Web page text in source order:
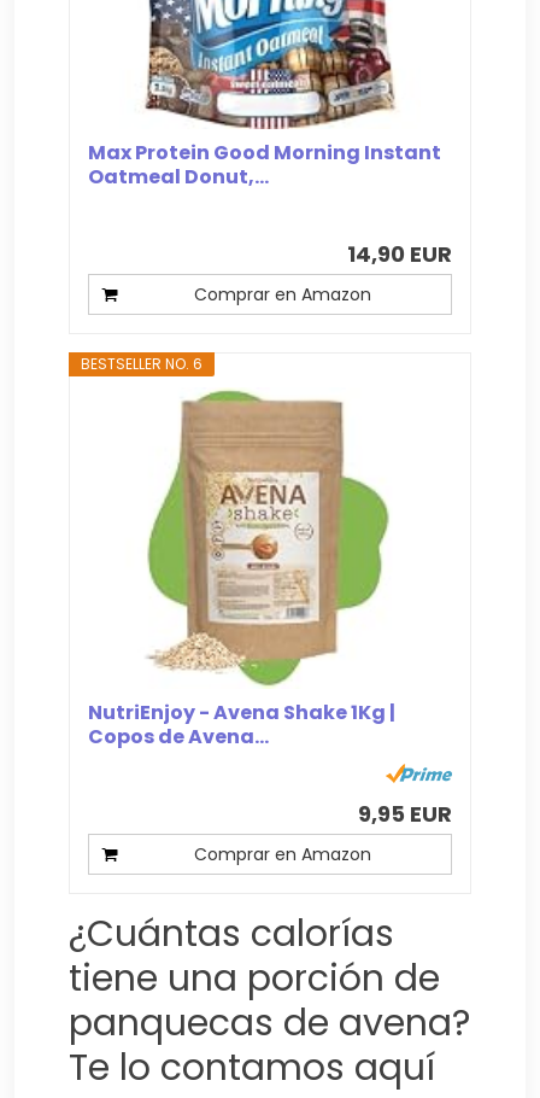
Max Protein Good Morning Instant
Oatmeal Donut,...
14,90 EUR
Comprar en Amazon
BESTSELLER NO. 6
NutriEnjoy - Avena Shake 1Kg |
Copos de Avena...
9,95 EUR
Comprar en Amazon
¿Cuántas calorías
tiene una porción de
panquecas de avena?
Te lo contamos aquí